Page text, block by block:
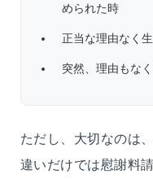
められた時
正当な理由なく
突然、理由もな
ただし、大切なのは
違いだけでは慰謝料